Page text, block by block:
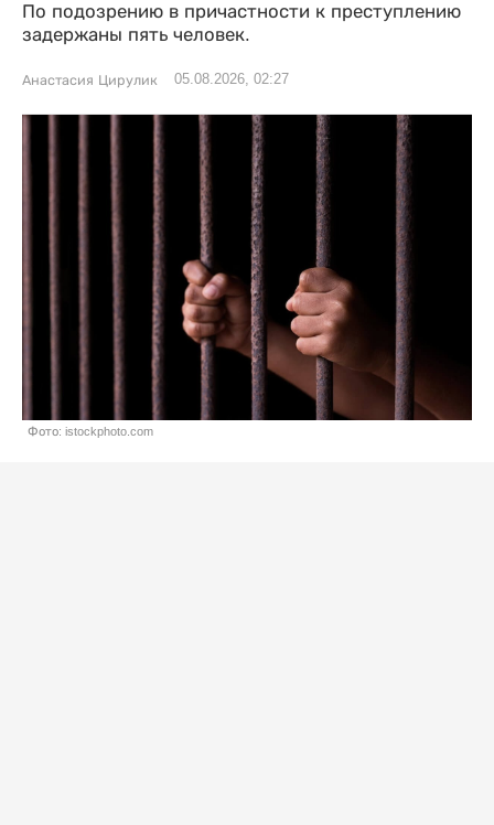
По подозрению в причастности к преступлению
задержаны пять человек.
Анастасия Цирулик 05.08.2026, 02:27
Фото: istockphoto.com